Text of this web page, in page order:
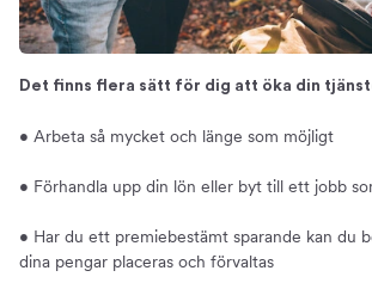
Det finns flera sätt för dig att öka din
• Arbeta så mycket och länge som möjligt
• Förhandla upp din lön eller byt till ett jobb
• Har du ett premiebestämt sparande kan du
dina pengar placeras och förvaltas